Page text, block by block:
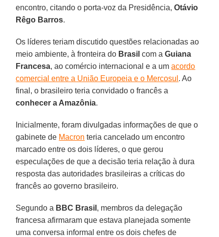
encontro, citando o porta-voz da Presidência,Otávio
Rêgo Barros.
Os líderes teriam discutido questões relacionadas ao
meio ambiente, à fronteira do Brasil com aGuiana
Francesa, ao comércio internacional e a umacordo
comercial entre a União Europeia e o Mercosul . Ao
final, o brasileiro teria convidado o francês a
conhecer a Amazônia.
Inicialmente, foram divulgadas informações de que o
gabinete de Macron teria cancelado um encontro
marcado entre os dois líderes, o que gerou
especulações de que a decisão teria relação à dura
resposta das autoridades brasileiras a críticas do
francês ao governo brasileiro.
Segundo a BBC Brasil , membros da delegação
francesa afirmaram que estava planejada somente
uma conversa informal entre os dois chefes de